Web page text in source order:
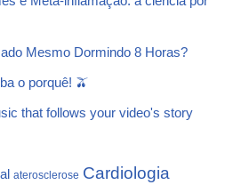
Mesmo Dormindo 8 Horas?
o porquê! 🫒
that follows your video's story
aterosclerose Cardiologia